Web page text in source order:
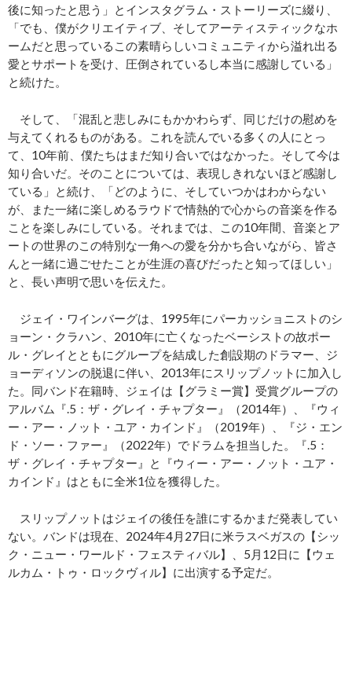
後に知ったと思う」とインスタグラム・ストーリーズに綴り、
「でも、僕がクリエイティブ、そしてアーティスティックなホ
ームだと思っているこの素晴らしいコミュニティから溢れ出る
愛とサポートを受け、圧倒されているし本当に感謝している」
と続けた。
そして、「混乱と悲しみにもかかわらず、同じだけの慰めを
与えてくれるものがある。これを読んでいる多くの人にとっ
て、10年前、僕たちはまだ知り合いではなかった。そして今は
知り合いだ。そのことについては、表現しきれないほど感謝し
ている」と続け、「どのように、そしていつかはわからない
が、また一緒に楽しめるラウドで情熱的で心からの音楽を作る
ことを楽しみにしている。それまでは、この10年間、音楽とア
ートの世界のこの特別な一角への愛を分かち合いながら、皆さ
んと一緒に過ごせたことが生涯の喜びだったと知ってほしい」
と、長い声明で思いを伝えた。
ジェイ・ワインバーグは、1995年にパーカッショニストのシ
ョーン・クラハン、2010年に亡くなったベーシストの故ポー
ル・グレイとともにグループを結成した創設期のドラマー、ジ
ョーディソンの脱退に伴い、2013年にスリップノットに加入し
た。同バンド在籍時、ジェイは【グラミー賞】受賞グループの
アルバム『.5：ザ・グレイ・チャプター』（2014年）、『ウィ
ー・アー・ノット・ユア・カインド』（2019年）、『ジ・エン
ド・ソー・ファー』（2022年）でドラムを担当した。『.5：
ザ・グレイ・チャプター』と『ウィー・アー・ノット・ユア・
カインド』はともに全米1位を獲得した。
スリップノットはジェイの後任を誰にするかまだ発表してい
ない。バンドは現在、2024年4月27日に米ラスベガスの【シッ
ク・ニュー・ワールド・フェスティバル】、5月12日に【ウェ
ルカム・トゥ・ロックヴィル】に出演する予定だ。